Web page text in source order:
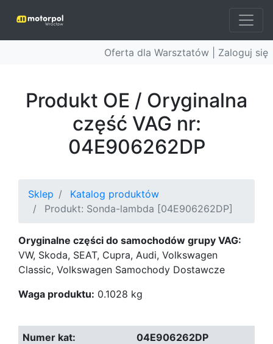
Oferta dla Warsztatów | Zaloguj się
Produkt OE / Oryginalna
część VAG nr:
04E906262DP
Sklep
Katalog produktów
Produkt: Sonda-lambda [04E906262DP]
Oryginalne części do samochodów grupy VAG:
VW, Skoda, SEAT, Cupra, Audi, Volkswagen
Classic, Volkswagen Samochody Dostawcze
Waga produktu: 0.1028 kg
04E906262DP